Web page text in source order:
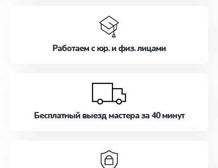
Работаем с юр. и физ. лицами
Бесплатный выезд мастера за 40 минут